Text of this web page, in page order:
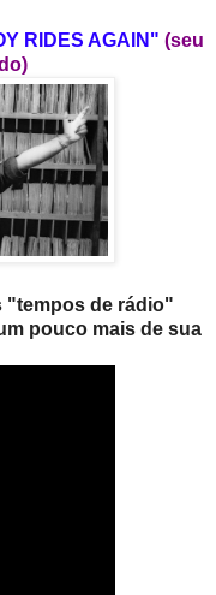
RIDES AGAIN" (seu
"tempos de rádio"
pouco mais de sua